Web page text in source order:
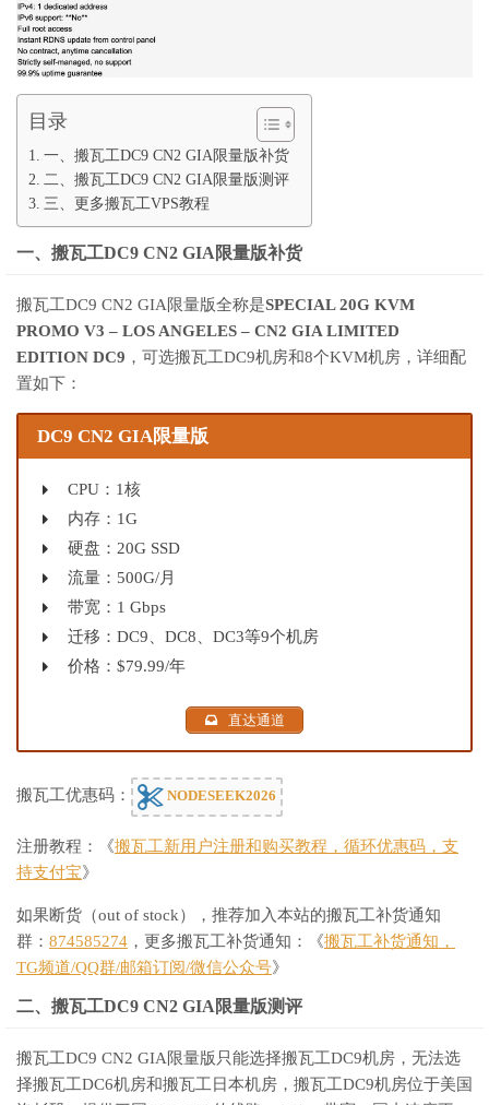
目录
一、搬瓦工DC9 CN2 GIA限量版补货
二、搬瓦工DC9 CN2 GIA限量版测评
三、更多搬瓦工VPS教程
一、搬瓦工DC9 CN2 GIA限量版补货
搬瓦工DC9 CN2 GIA限量版全称是SPECIAL 20G KVM
PROMO V3 – LOS ANGELES – CN2 GIA LIMITED
EDITION DC9 ，可选搬瓦工DC9机房和8个KVM机房，详细配
置如下：
DC9 CN2 GIA限量版
CPU：1核
内存：1G
硬盘：20G SSD
流量：500G/月
带宽：1 Gbps
迁移：DC9、DC8、DC3等9个机房
价格：$79.99/年
直达通道
搬瓦工优惠码： NODESEEK2026
注册教程：《搬瓦工新用户注册和购买教程，循环优惠码，支
持支付宝》
如果断货（out of stock），推荐加入本站的搬瓦工补货通知
群： 874585274 ，更多搬瓦工补货通知：《搬瓦工补货通知，
TG频道/QQ群/邮箱订阅/微信公众号》
二、搬瓦工DC9 CN2 GIA限量版测评
搬瓦工DC9 CN2 GIA限量版只能选择搬瓦工DC9机房，无法选
择搬瓦工DC6机房和搬瓦工日本机房，搬瓦工DC9机房位于美国